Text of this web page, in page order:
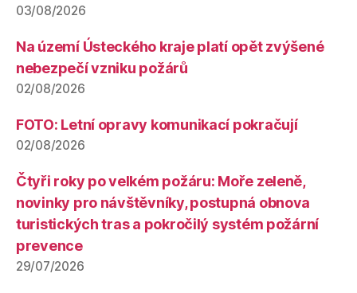
03/08/2026
Na území Ústeckého kraje platí opět zvýšené
nebezpečí vzniku požárů
02/08/2026
FOTO: Letní opravy komunikací pokračují
02/08/2026
Čtyři roky po velkém požáru: Moře zeleně,
novinky pro návštěvníky, postupná obnova
turistických tras a pokročilý systém požární
prevence
29/07/2026